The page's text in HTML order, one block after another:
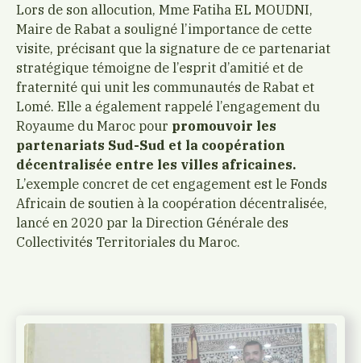
Lors de son allocution, Mme Fatiha EL MOUDNI,
Maire de Rabat a souligné l’importance de cette
visite, précisant que la signature de ce partenariat
stratégique témoigne de l’esprit d’amitié et de
fraternité qui unit les communautés de Rabat et
Lomé. Elle a également rappelé l’engagement du
Royaume du Maroc pour promouvoir les
partenariats Sud-Sud et la coopération
décentralisée entre les villes africaines.
L’exemple concret de cet engagement est le Fonds
Africain de soutien à la coopération décentralisée,
lancé en 2020 par la Direction Générale des
Collectivités Territoriales du Maroc.